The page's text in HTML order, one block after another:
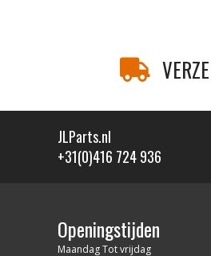
JLParts.nl
+31(0)416 724 936
Openingstijden
Maandag Tot vrijdag